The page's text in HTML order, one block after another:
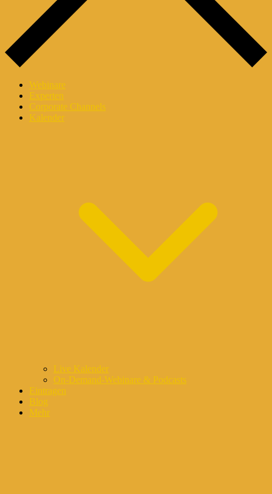
Webinare
Experten
Corporate Channels
Kalender
Live Kalender
On-Demand-Webinare & Podcasts
Eintragen
Blog
Mehr